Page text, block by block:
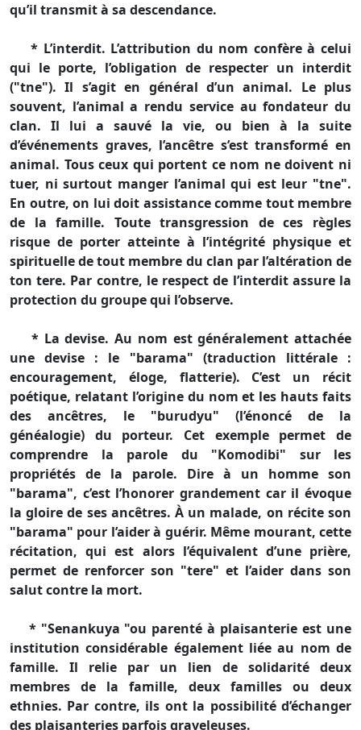
qu’il transmit à sa descendance.
* L’interdit. L’attribution du nom confère à celui
qui le porte, l’obligation de respecter un interdit
("tne"). Il s’agit en général d’un animal. Le plus
souvent, l’animal a rendu service au fondateur du
clan. Il lui a sauvé la vie, ou bien à la suite
d’événements graves, l’ancêtre s’est transformé en
animal. Tous ceux qui portent ce nom ne doivent ni
tuer, ni surtout manger l’animal qui est leur "tne".
En outre, on lui doit assistance comme tout membre
de la famille. Toute transgression de ces règles
risque de porter atteinte à l’intégrité physique et
spirituelle de tout membre du clan par l’altération de
ton tere. Par contre, le respect de l’interdit assure la
protection du groupe qui l’observe.
* La devise. Au nom est généralement attachée
une devise : le "barama" (traduction littérale :
encouragement, éloge, flatterie). C’est un récit
poétique, relatant l’origine du nom et les hauts faits
des ancêtres, le "burudyu" (l’énoncé de la
généalogie) du porteur. Cet exemple permet de
comprendre la parole du "Komodibi" sur les
propriétés de la parole. Dire à un homme son
"barama", c’est l’honorer grandement car il évoque
la gloire de ses ancêtres. À un malade, on récite son
"barama" pour l’aider à guérir. Même mourant, cette
récitation, qui est alors l’équivalent d’une prière,
permet de renforcer son "tere" et l’aider dans son
salut contre la mort.
* "Senankuya "ou parenté à plaisanterie est une
institution considérable également liée au nom de
famille. Il relie par un lien de solidarité deux
membres de la famille, deux familles ou deux
ethnies. Par contre, ils ont la possibilité d’échanger
des plaisanteries parfois graveleuses.